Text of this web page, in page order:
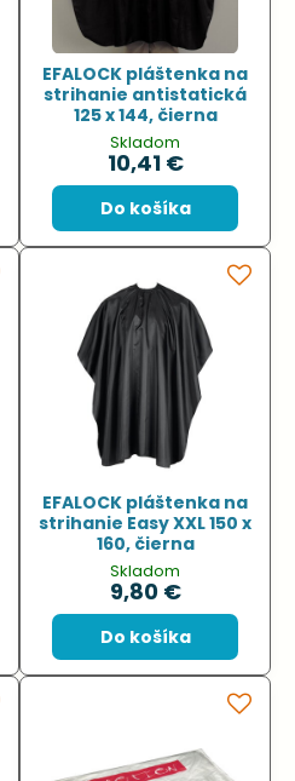
EFALOCK pláštenka na
strihanie antistatická
125 x 144, čierna
Skladom
10,41 €
Do košíka
EFALOCK pláštenka na
strihanie Easy XXL 150 x
160, čierna
Skladom
9,80 €
Do košíka